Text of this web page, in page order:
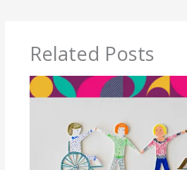
Related Posts